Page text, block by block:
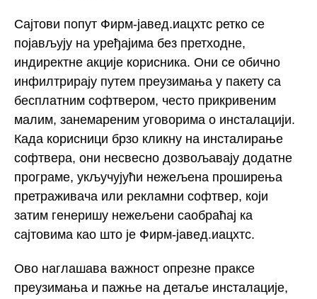
Сајтови попут Фирм-јавед.иацхтс ретко се
појављују на уређајима без претходне,
индиректне акције корисника. Они се обично
инфилтрирају путем преузимања у пакету са
бесплатним софтвером, често прикривеним
малим, занемареним уговорима о инсталацији.
Када корисници брзо кликну на инсталирање
софтвера, они несвесно дозвољавају додатне
програме, укључујући нежељена проширења
претраживача или рекламни софтвер, који
затим генеришу нежељени саобраћај ка
сајтовима као што је Фирм-јавед.иацхтс.
Ово наглашава важност опрезне праксе
преузимања и пажње на детаље инсталације,